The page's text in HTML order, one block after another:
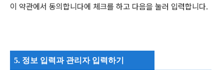
이 약관에서 동의합니다에 체크를 하고 다음을 눌러 입력합니다.
5. 정보 입력과 관리자 입력하기